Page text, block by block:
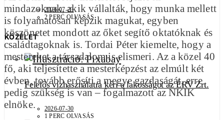
2026-07-23
2 PERC OLVASÁS
KÖZÉLET
Felelős vízhasználatra kéri a lakosságot az ÉRV Zrt.
2026-07-30
1 PERC OLVASÁS
mindazoknak, akik vállalták, hogy munka mellett
is folyamatosan képzik magukat, egyben
köszönetet mondott az őket segítő oktatóknak és
családtagoknak is. Tordai Péter kiemelte, hogy a
mestereket a társadalom is elismeri. Az a közel 40
fő, aki teljesítette a mesterképzést az elmúlt két
évben, tovább erősíti a megye gazdaságát, erre
pedig szükség is van – fogalmazott az NKIK
elnöke.